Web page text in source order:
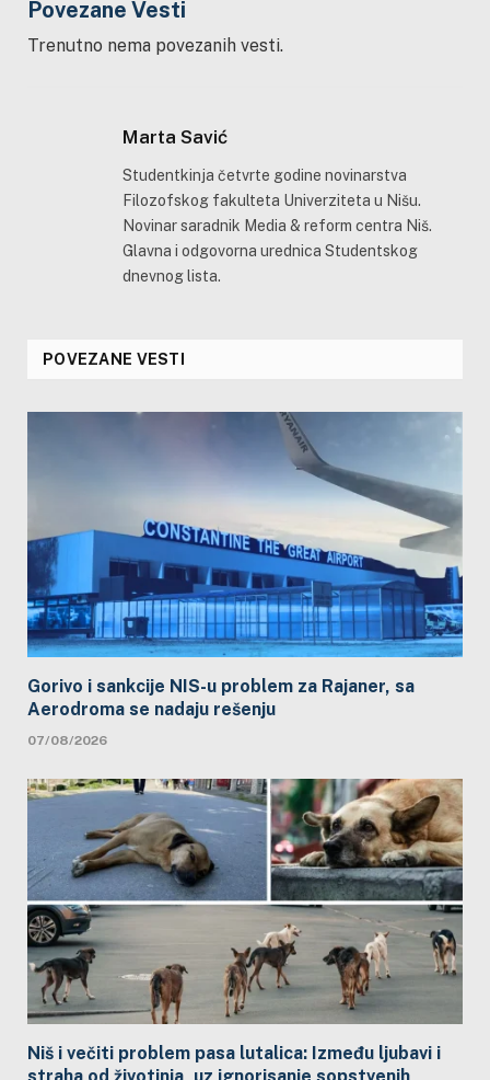
Povezane Vesti
Trenutno nema povezanih vesti.
Marta Savić
Studentkinja četvrte godine novinarstva
Filozofskog fakulteta Univerziteta u Nišu.
Novinar saradnik Media & reform centra Niš.
Glavna i odgovorna urednica Studentskog
dnevnog lista.
POVEZANE VESTI
Gorivo i sankcije NIS-u problem za Rajaner, sa
Aerodroma se nadaju rešenju
07/08/2026
Niš i večiti problem pasa lutalica: Između ljubavi i